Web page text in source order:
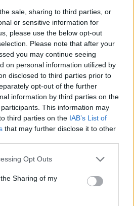
sale, sharing to third parties, or
or sensitive information for
please use the below opt-out
Please note that after your
you may continue seeing
on personal information utilized by
disclosed to third parties prior to
opt-out of the further
information by third parties on the
participants. This information may
third parties on the IAB’s List of
that may further disclose it to other
Opt Outs
Sharing of my
κορυφαίες επιλογές
σήμερα σε Αττική,
και νησιά του Αιγαίου
0,40%
τα έργα σε όλο το μήκος